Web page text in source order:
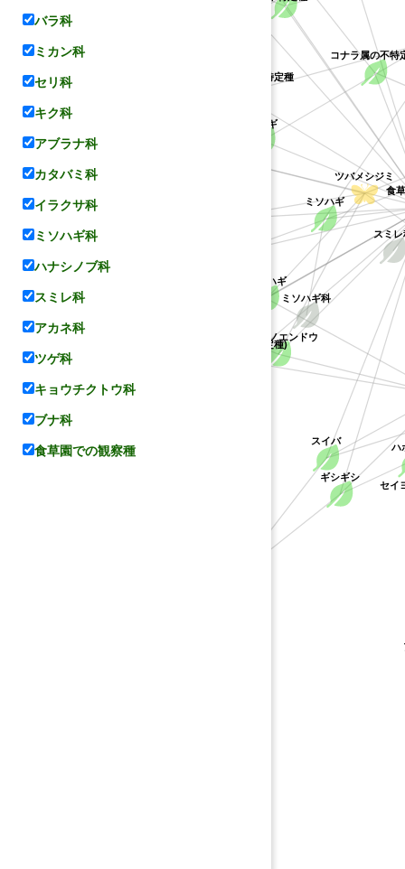
マメ科
ツバメシジミ
メドハギ
カラスノエンドウ
スイバ
ギシギシ
バラ科
セイ
ハ
ミソハギ科
ミソハギ
ハナシノブ科
スミレ
(ハギ属の不特定種)
ケハギ
キョウチクトウ科 キジョラン属の不特定種
コナラ属の不特
食
バラ科
ミカン科
セリ科
キク科
アブラナ科
カタバミ科
イラクサ科
ミソハギ科
ハナシノブ科
スミレ科
アカネ科
ツゲ科
キョウチクトウ科
ブナ科
食草園での観察種